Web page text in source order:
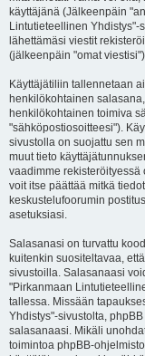
käyttäjänä (Jälkeenpäin
Lintutieteellinen
lähettämäsi viestit
(jälkeenpäin "omat
Käyttäjätiliin tallennetaan
henkilökohtainen
henkilökohtainen toimiva
"sähköpostiosoitteesi").
sivustolla on suojattu sen
muut tieto
vaadimme
voit itse päättää mitkä
keskustelufoorumin
asetuksiasi.
Salasanasi on turvattu
kuitenkin suositeltavaa,
sivustoilla. Salasanaasi
"Pirkanmaan
tallessa. Missään
Yhdistys"-sivustolta,
salasanaasi. Mikäli
toimintoa phpBB-